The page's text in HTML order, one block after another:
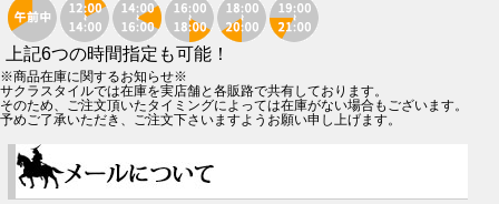
上記6つの時間指定も可能！
※商品在庫に関するお知らせ※
サクラスタイルでは在庫を実店舗と各販路で共有しております。
そのため、ご注文頂いたタイミングによっては在庫がない場合もございます。
予めご了承いただき、ご注文下さいますようお願い申し上げます。